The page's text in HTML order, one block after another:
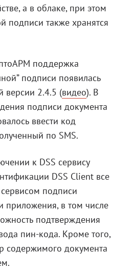
а в облаке, при этом
подписи также хранятся
поддержка
подписи появилась
версии 2.4.5 (видео). В
подписи документа
ввести код
по SMS.
к DSS сервису
DSS Client все
подписи
приложения, в том числе
подтверждения
пин-кода. Кроме того,
содержимого документа